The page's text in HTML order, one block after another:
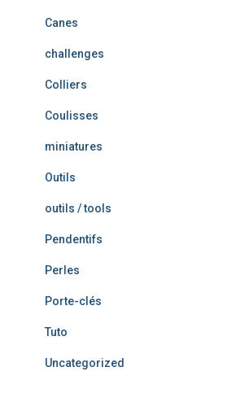
Canes
challenges
Colliers
Coulisses
miniatures
Outils
outils / tools
Pendentifs
Perles
Porte-clés
Tuto
Uncategorized